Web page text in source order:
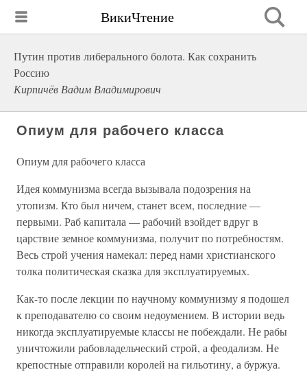
ВикиЧтение
Путин против либерального болота. Как сохранить
Россию
Кирпичёв Вадим Владимирович
Опиум для рабочего класса
Опиум для рабочего класса
Идея коммунизма всегда вызывала подозрения на
утопизм. Кто был ничем, станет всем, последние —
первыми. Раб капитала — рабочий взойдет вдруг в
царствие земное коммунизма, получит по потребностям.
Весь строй учения намекал: перед нами христианского
толка политическая сказка для эксплуатируемых.
Как-то после лекции по научному коммунизму я подошел
к преподавателю со своим недоумением. В истории ведь
никогда эксплуатируемые классы не побеждали. Не рабы
уничтожили рабовладельческий строй, а феодализм. Не
крепостные отправили королей на гильотину, а буржуа.